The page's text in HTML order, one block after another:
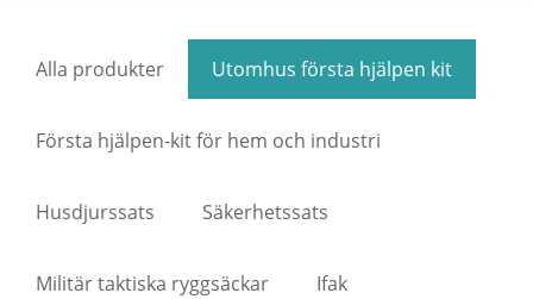
Alla produkter Utomhus första hjälpen kit
Första hjälpen-kit för hem och industri
Husdjurssats Säkerhetssats
Militär taktiska ryggsäckar Ifak